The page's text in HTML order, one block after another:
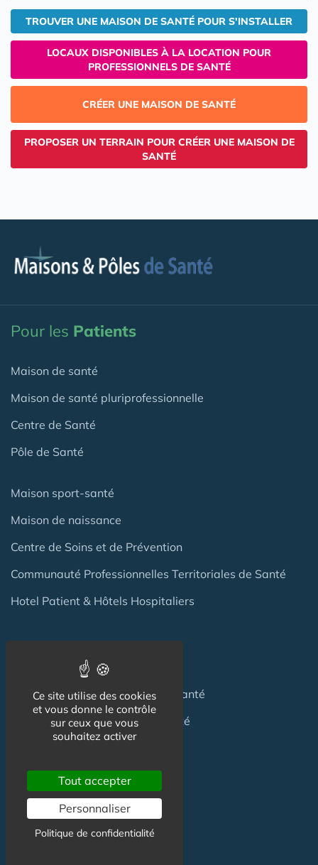
TROUVER UNE MAISON DE SANTÉ POUR S'INSTALLER
LOCAUX DISPONIBLES À LA LOCATION POUR
PROFESSIONNELS DE SANTÉ
CRÉER UNE MAISON DE SANTÉ
PROPOSER UN TERRAIN POUR CRÉER UNE MAISON DE
SANTÉ
Pour les Patients
Maison de santé
Maison de santé pluriprofessionnelle
Centre de Santé
Pôle de Santé
Maison sport-santé
Maison de naissance
Centre de Soins et de Prévention
Communauté Professionnelles Territoriales de Santé
Hotel Patient & Hôtels Hospitaliers
Location locaux en Maison de Santé
Achat locauxen Maison de Santé
S'installeren Maison de Santé
Créerune Maison de Santé
une Maison de Santé
Ce site utilise des cookies
et vous donne le contrôle
sur ceux que vous
souhaitez activer
Tout accepter
Personnaliser
Politique de confidentialité